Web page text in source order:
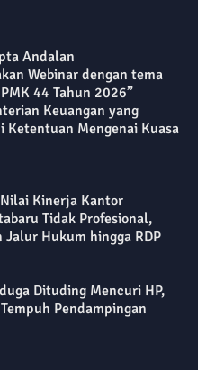
Andalan
Webinar dengan tema
44 Tahun 2026”
Keuangan yang
Ketentuan Mengenai Kuasa
Kinerja Kantor
Tidak Profesional,
Jalur Hukum hingga RDP
Dituding Mencuri HP,
Pendampingan